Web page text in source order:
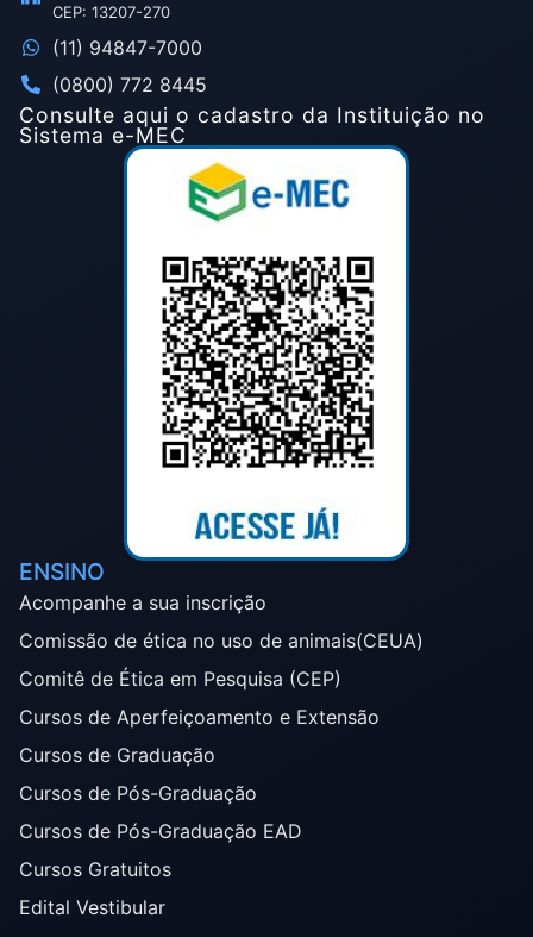
CEP: 13207-270
(11) 94847-7000
(0800) 772 8445
Consulte aqui o cadastro da Instituição no
Sistema e-MEC
ENSINO
Acompanhe a sua inscrição
Comissão de ética no uso de animais(CEUA)
Comitê de Ética em Pesquisa (CEP)
Cursos de Aperfeiçoamento e Extensão
Cursos de Graduação
Cursos de Pós-Graduação
Cursos de Pós-Graduação EAD
Cursos Gratuitos
Edital Vestibular